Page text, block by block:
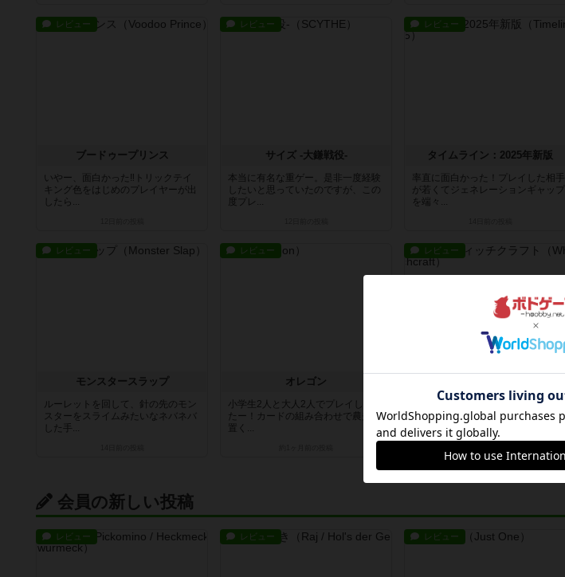
レビュー
ブードゥープリンス
いやー、面白かった‼トリックテイ
キング色をはじめのプレイヤーが出
したら...
レビュー
サイズ -大鎌戦役-
本当に有名な重ゲー。是非一度経験
したいと思っていたのですが、この
度プレ...
レビュー
タイムライン：2025年新版
率直に面白かった！プレイした相手
が若くてジェネレーションギャップ
を端々...
レビュー
モンスタースラップ
ルーレットを回して、針の先のモン
スターをスライムみたいなネバネバ
した手...
レビュー
オレゴン
小学生2人と大人2人でプレイしまし
たー！カードの組み合わせで農夫を
置く...
レビュー
ボードゲーム屋さんでプレイしまし
た！大人2名小学生2名でやりまし
た。ま...
会員の新しい投稿
レビュー レビュー レビュー